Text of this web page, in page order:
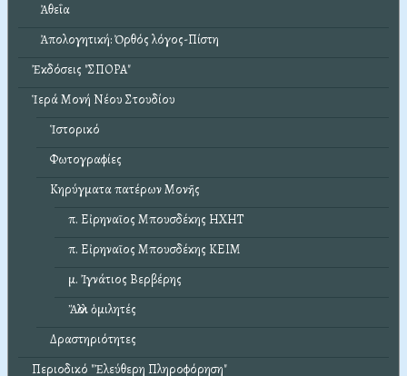
Ἀθεΐα
Ἀπολογητική: Ὀρθός λόγος-Πίστη
Ἐκδόσεις "ΣΠΟΡΑ"
Ἱερά Μονή Νέου Στουδίου
Ἱστορικό
Φωτογραφίες
Κηρύγματα πατέρων Μονῆς
π. Εἰρηναῖος Μπουσδέκης ΗΧΗΤ
π. Εἰρηναῖος Μπουσδέκης ΚΕΙΜ
μ. Ἰγνάτιος Βερβέρης
Ἄλλοι ὁμιλητές
Δραστηριότητες
Περιοδικό "Ἐλεύθερη Πληροφόρηση"